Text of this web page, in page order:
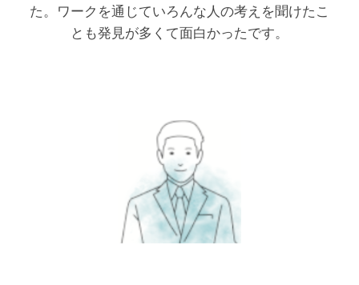
た。ワークを通じていろんな人の考えを聞けたこ
とも発見が多くて面白かったです。